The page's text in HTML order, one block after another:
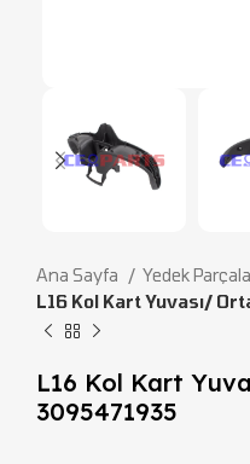
Ana Sayfa Yedek
L16 Kol Kart Yuvası/
L16 Kol Kart
3095471935